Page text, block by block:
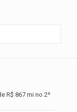
R$ 867 mi no 2º